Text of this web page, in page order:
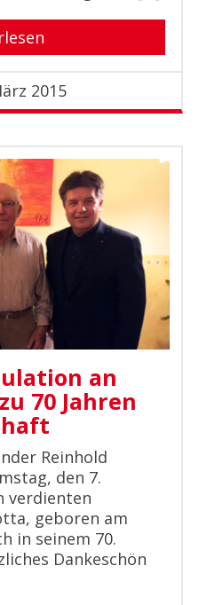
2015
an
70 Jahren
Reinhold
den 7.
verdienten
geboren am
in seinem 70.
Dankeschön